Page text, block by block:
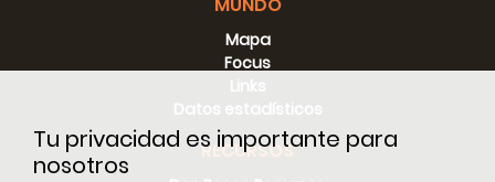
Tu privacidad es importante para
nosotros
Mapa
Focus
RECURSOS